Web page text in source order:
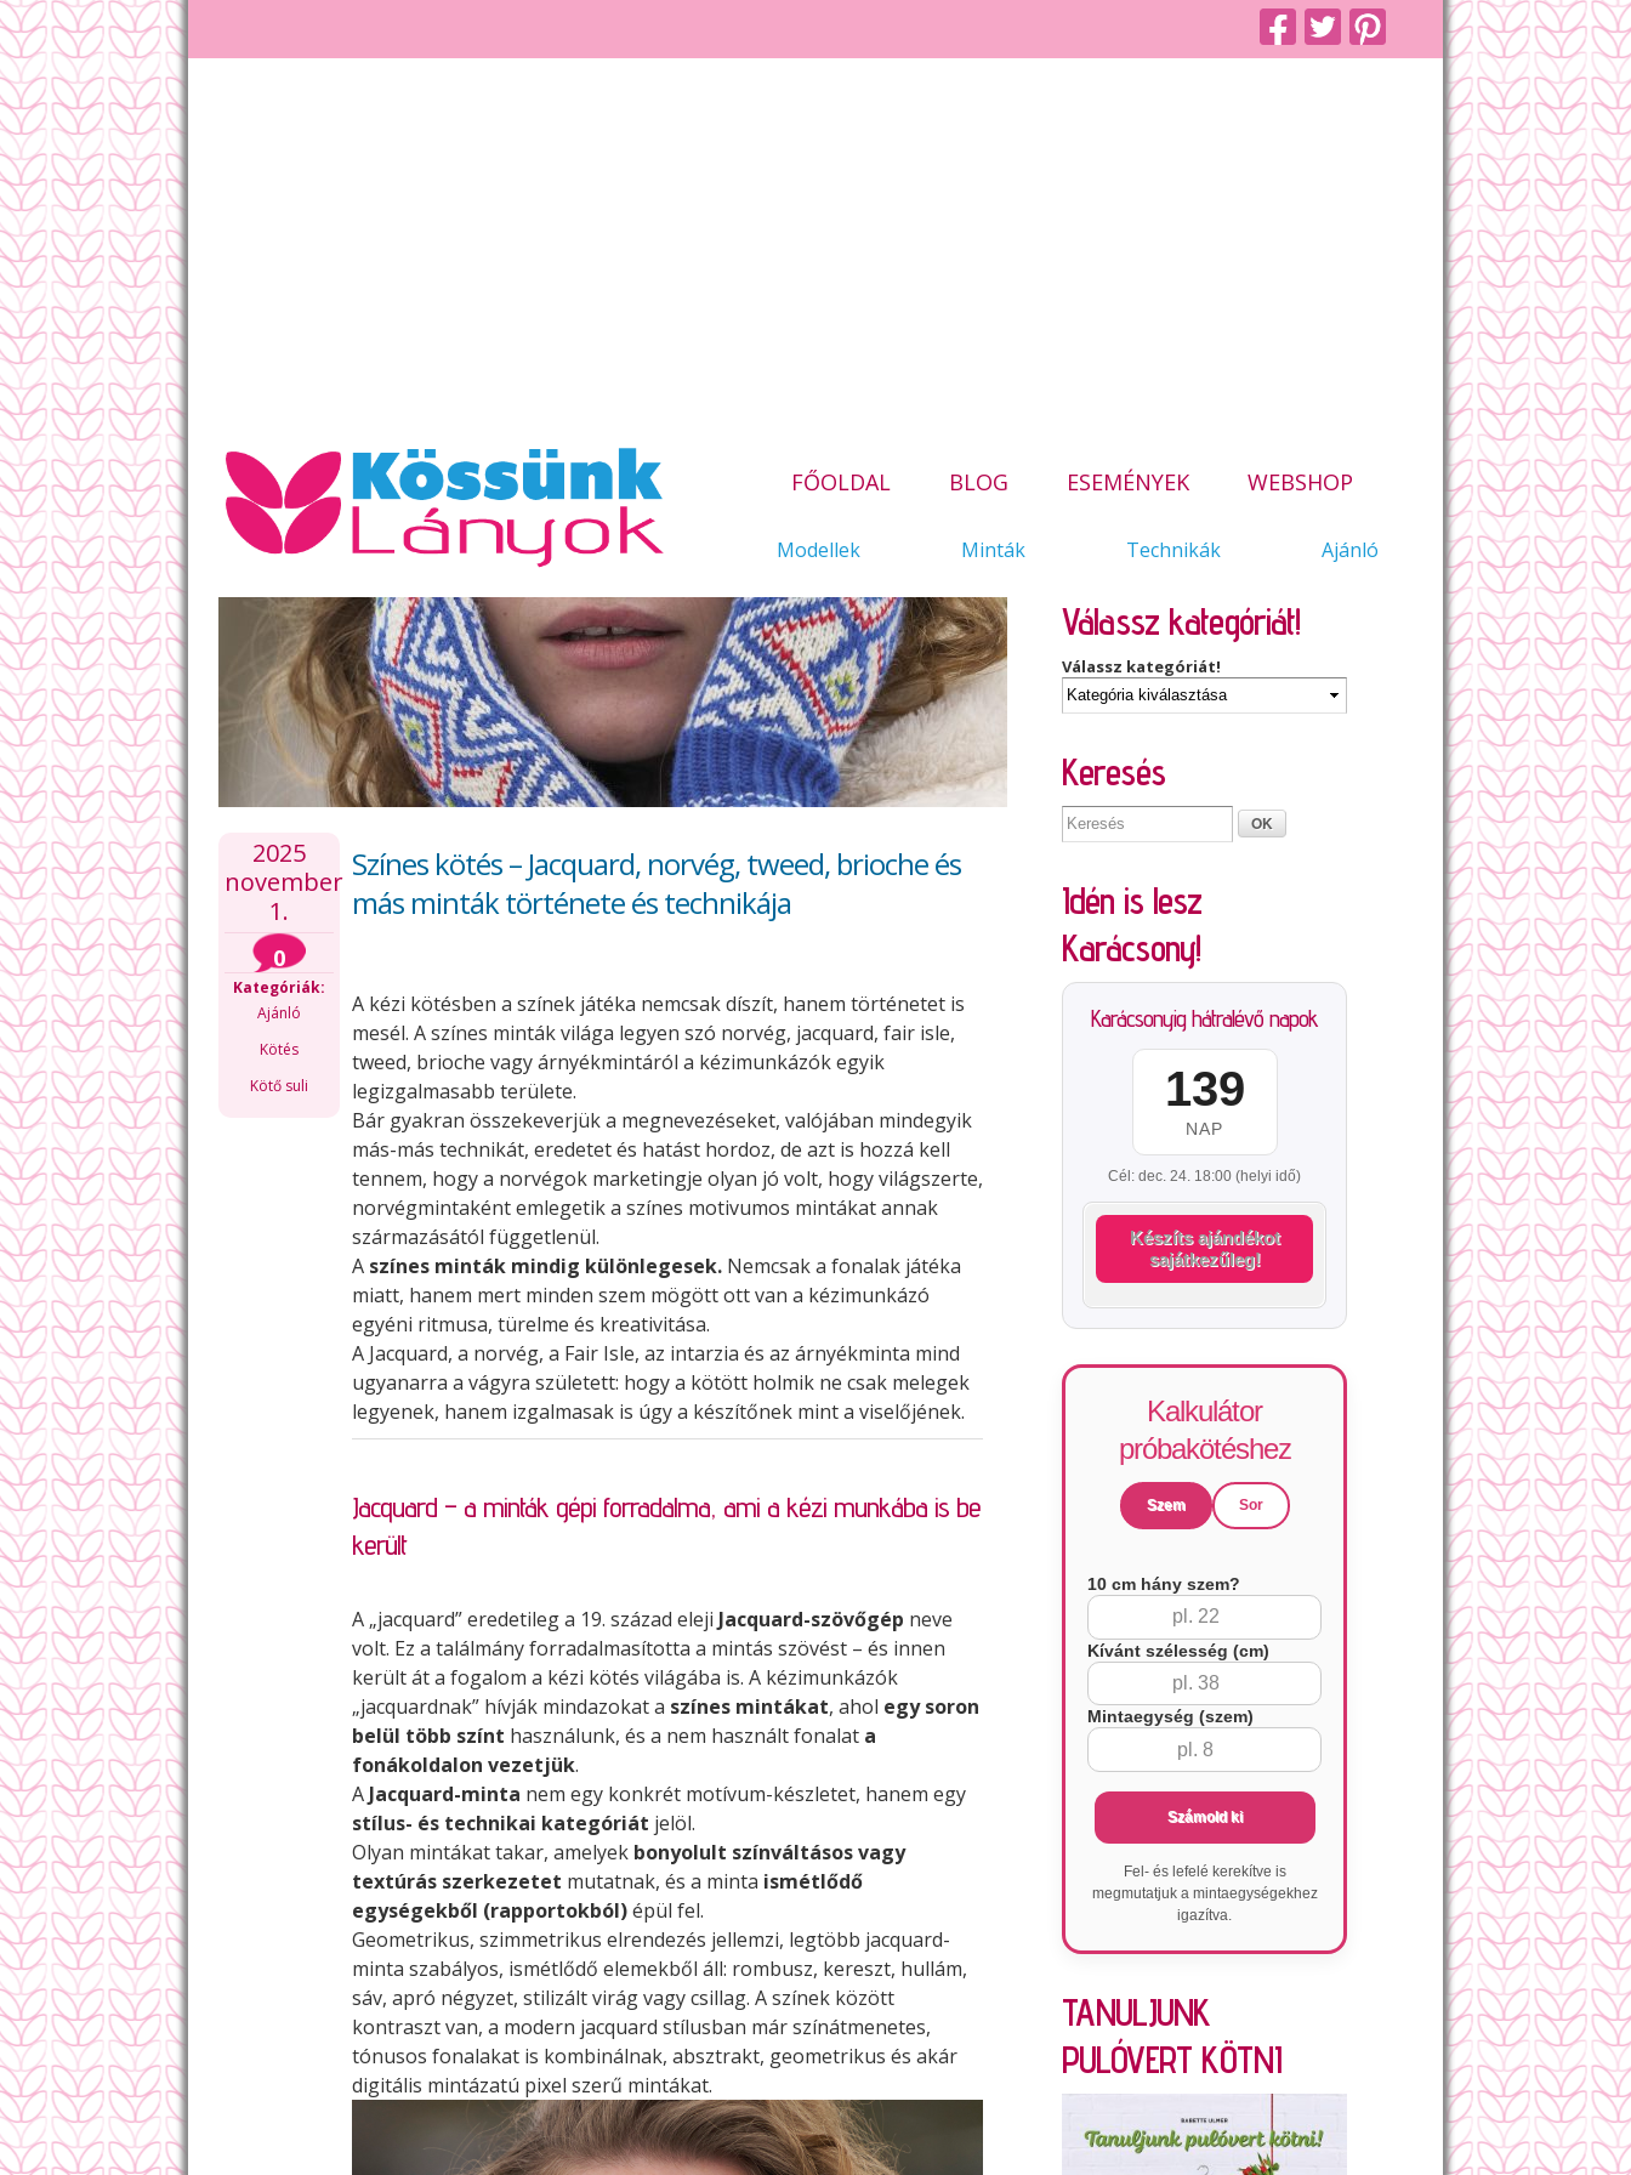
FŐOLDAL BLOG ESEMÉNYEK WEBSHOP
Ajánló
Technikák
Minták
Modellek
2025
november
1.
0
Kategóriák:
Ajánló
Kötés
Kötő suli
Színes kötés – Jacquard, norvég, tweed, brioche és
más minták története és technikája
A kézi kötésben a színek játéka nemcsak díszít, hanem történetet is
mesél. A színes minták világa legyen szó norvég, jacquard, fair isle,
tweed, brioche vagy árnyékmintáról a kézimunkázók egyik
legizgalmasabb területe.
Bár gyakran összekeverjük a megnevezéseket, valójában mindegyik
más-más technikát, eredetet és hatást hordoz, de azt is hozzá kell
tennem, hogy a norvégok marketingje olyan jó volt, hogy világszerte,
norvégmintaként emlegetik a színes motivumos mintákat annak
származásától függetlenül.
A színes minták mindig különlegesek. Nemcsak a fonalak játéka
miatt, hanem mert minden szem mögött ott van a kézimunkázó
egyéni ritmusa, türelme és kreativitása.
A Jacquard, a norvég, a Fair Isle, az intarzia és az árnyékminta mind
ugyanarra a vágyra született: hogy a kötött holmik ne csak melegek
legyenek, hanem izgalmasak is úgy a készítőnek mint a viselőjének.
Jacquard – a minták gépi forradalma, ami a kézi munkába is be
került
A „jacquard” eredetileg a 19. század eleji Jacquard-szövőgép neve
volt. Ez a találmány forradalmasította a mintás szövést – és innen
került át a fogalom a kézi kötés világába is. A kézimunkázók
„jacquardnak” hívják mindazokat a színes mintákat, ahol egy soron
belül több színt használunk, és a nem használt fonalat a
fonákoldalon vezetjük.
A Jacquard-minta nem egy konkrét motívum-készletet, hanem egy
stílus- és technikai kategóriát jelöl.
Olyan mintákat takar, amelyek bonyolult színváltásos vagy
textúrás szerkezetet mutatnak, és a minta ismétlődő
egységekből (rapportokból)épül fel.
Geometrikus, szimmetrikus elrendezés jellemzi, legtöbb jacquard-
minta szabályos, ismétlődő elemekből áll: rombusz, kereszt, hullám,
sáv, apró négyzet, stilizált virág vagy csillag. A színek között
kontraszt van, a modern jacquard stílusban már színátmenetes,
tónusos fonalakat is kombinálnak, absztrakt, geometrikus és akár
digitális mintázatú pixel szerű mintákat.
Válassz kategóriát!
Válassz kategóriát!
Keresés
Idén is lesz
Karácsony!
Karácsonyig hátralévő napok
139
NAP
Cél: dec. 24. 18:00 (helyi idő)
Készíts ajándékot
sajátkezűleg!
Kalkulátor
próbakötéshez
Szem Sor
10 cm hány szem?
Kívánt szélesség (cm)
Mintaegység (szem)
Számold ki
Fel- és lefelé kerekítve is
megmutatjuk a mintaegységekhez
igazítva.
TANULJUNK
PULÓVERT KÖTNI